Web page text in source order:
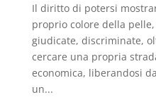
Il diritto di potersi
proprio colore della
giudicate, discriminate,
cercare una propria
economica, liberandosi
un...